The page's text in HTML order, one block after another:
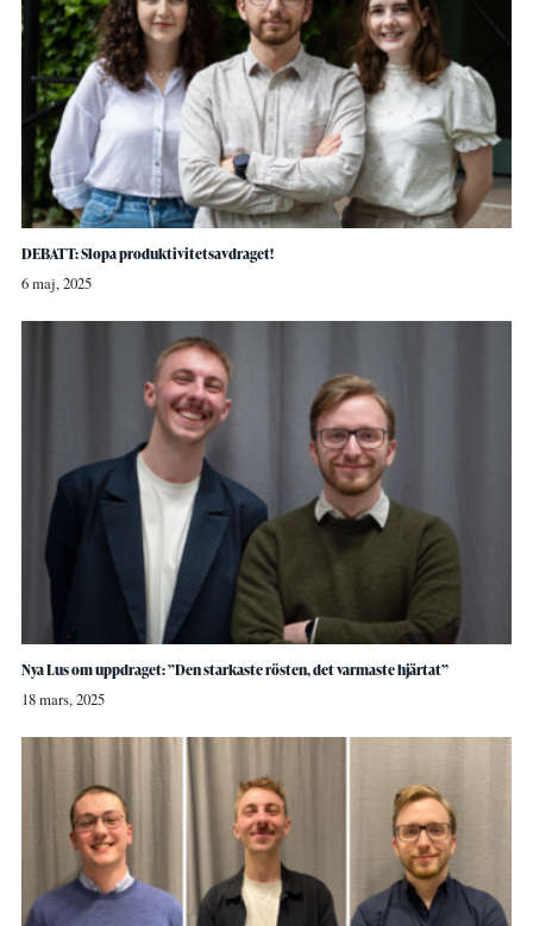
DEBATT: Slopa produktivitetsavdraget!
6 maj, 2025
Nya Lus om uppdraget: ”Den starkaste rösten, det varmaste hjärtat”
18 mars, 2025